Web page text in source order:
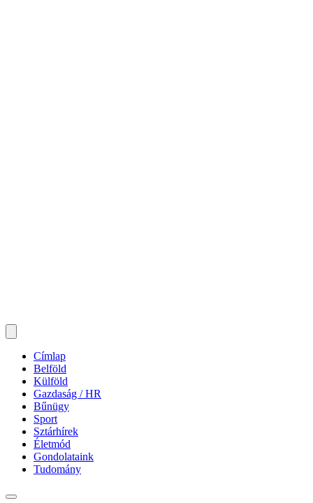
Címlap
Belföld
Külföld
Gazdaság / HR
Bűnügy
Sport
Sztárhírek
Életmód
Gondolataink
Tudomány